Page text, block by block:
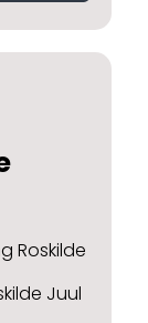
Roskilde
Juul